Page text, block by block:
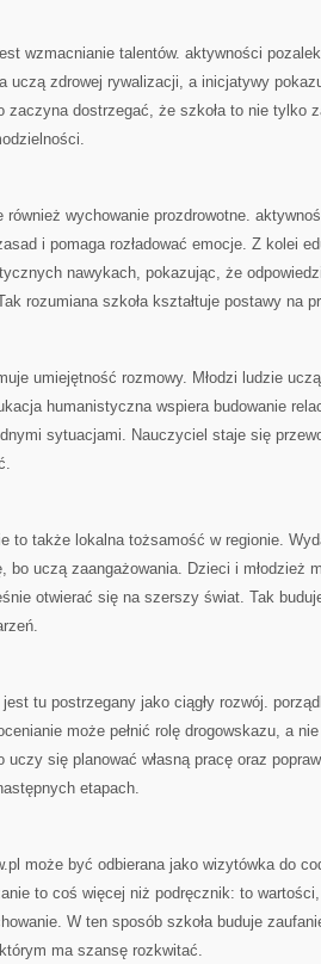
wzmacnianie talentów. aktywności
uczą zdrowej rywalizacji, a inicjatywy
zaczyna dostrzegać, że szkoła to nie tylko
również wychowanie prozdrowotne.
i pomaga rozładować emocje. Z kolei
nawykach, pokazując, że
rozumiana szkoła kształtuje postawy na
umiejętność rozmowy. Młodzi ludzie
humanistyczna wspiera budowanie
sytuacjami. Nauczyciel staje się
to także lokalna tożsamość w regionie.
bo uczą zaangażowania. Dzieci i młodzież
otwierać się na szerszy świat. Tak
tu postrzegany jako ciągły rozwój.
może pełnić rolę drogowskazu, a
uczy się planować własną pracę oraz
etapach.
może być odbierana jako wizytówka do
to coś więcej niż podręcznik: to
W ten sposób szkoła buduje
ma szansę rozkwitać.